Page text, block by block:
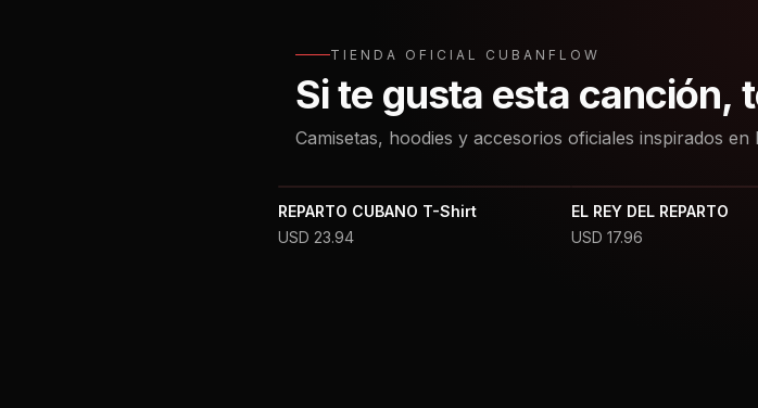
TIENDA OFICIAL CUBANFLOW
Si te gusta esta canción,
Camisetas, hoodies y accesorios oficiales inspirados en
REPARTO CUBANO T-Shirt
USD 23.94
EL REY DEL REPARTO
USD 17.96